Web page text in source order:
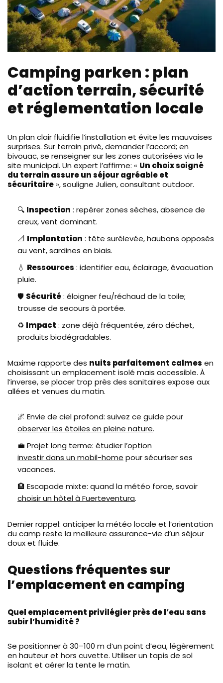
Camping parken : plan
d’action terrain, sécurité
et réglementation locale
Un plan clair fluidifie l’installation et évite les mauvaises
surprises. Sur terrain privé, demander l’accord; en
bivouac, se renseigner sur les zones autorisées via le
site municipal. Un expert l’affirme: « Un choix soigné
du terrain assure un séjour agréable et
sécuritaire », souligne Julien, consultant outdoor.
🔍 Inspection : repérer zones sèches, absence de
creux, vent dominant.
📐 Implantation : tête surélevée, haubans opposés
au vent, sardines en biais.
💧 Ressources : identifier eau, éclairage, évacuation
pluie.
🛡️ Sécurité: éloigner feu/réchaud de la toile;
trousse de secours à portée.
♻️ Impact : zone déjà fréquentée, zéro déchet,
produits biodégradables.
Maxime rapporte des nuits parfaitement calmes en
choisissant un emplacement isolé mais accessible. À
l’inverse, se placer trop près des sanitaires expose aux
allées et venues du matin.
🌌 Envie de ciel profond: suivez ce guide pour
observer les étoiles en pleine nature.
💼 Projet long terme: étudier l’option
investir dans un mobil-home pour sécuriser ses
vacances.
🏨 Escapade mixte: quand la météo force, savoir
choisir un hôtel à Fuerteventura.
Dernier rappel: anticiper la météo locale et l’orientation
du camp reste la meilleure assurance-vie d’un séjour
doux et fluide.
Questions fréquentes sur
l’emplacement en camping
Quel emplacement privilégier près de l’eau sans
subir l’humidité ?
Se positionner à 30–100 m d’un point d’eau, légèrement
en hauteur et hors cuvette. Utiliser un tapis de sol
isolant et aérer la tente le matin.